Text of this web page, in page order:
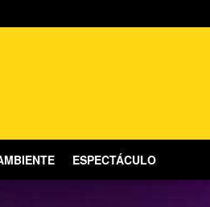
ESPECTÁCULO